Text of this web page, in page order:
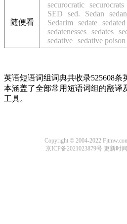
随便看
securocratic securocrats
SED
sed. Sedan
Sedarim
sedate sedated
sedatenesses sedates
sedative sedative poison
英语短语词组词典共收录525608条
本涵盖了全部常用短语词组的翻译
工具。
Copyright © 2004-2022
京ICP备2021023879号 更新时